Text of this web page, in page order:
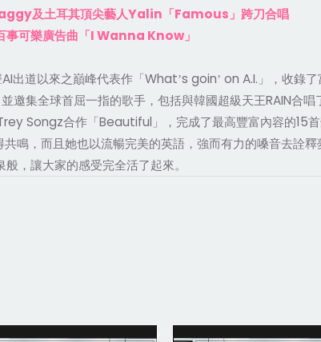
及土耳其頂尖藝人Yalin 「Famous 」跨刀合唱
事可樂廣告曲「I Wanna Know 」
AI出道以來之巔峰代表作「What’s goin’ on A.I. 」，收錄
並邀集全球首屈一指的歌手，包括與韓國超級天王RAIN合唱
Songz合作「Beautiful 」，完成了最高豐富內容的15
鳴，而且她也以流暢完美的英語，強而有力的嗓音去詮
，讓大家的感受完全活了起來。